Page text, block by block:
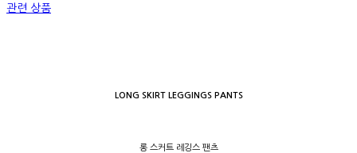
관련 상품
LONG SKIRT LEGGINGS PANTS
롱 스커트 레깅스 팬츠